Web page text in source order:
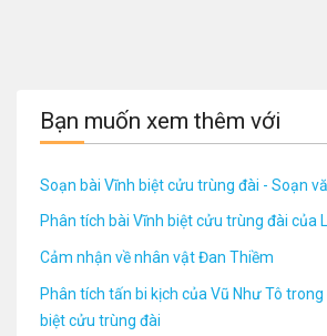
Bạn muốn xem thêm với
Soạn bài Vĩnh biệt cửu trùng đài - Soạn
Phân tích bài Vĩnh biệt cửu trùng đài của
Cảm nhận về nhân vật Đan Thiềm
Phân tích tấn bi kịch của Vũ Như Tô
biệt cửu trùng đài